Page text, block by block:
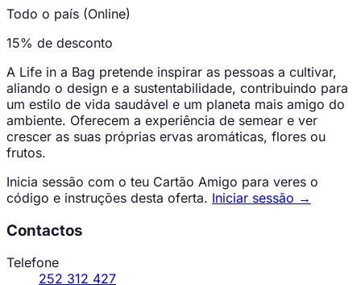
Todo o país (Online)
15% de desconto
A Life in a Bag pretende inspirar as pessoas a cultivar,
aliando o design e a sustentabilidade, contribuindo para
um estilo de vida saudável e um planeta mais amigo do
ambiente. Oferecem a experiência de semear e ver
crescer as suas próprias ervas aromáticas, flores ou
frutos.
Inicia sessão com o teu Cartão Amigo para veres o
código e instruções desta oferta. Iniciar sessão →
Contactos
Telefone
252 312 427